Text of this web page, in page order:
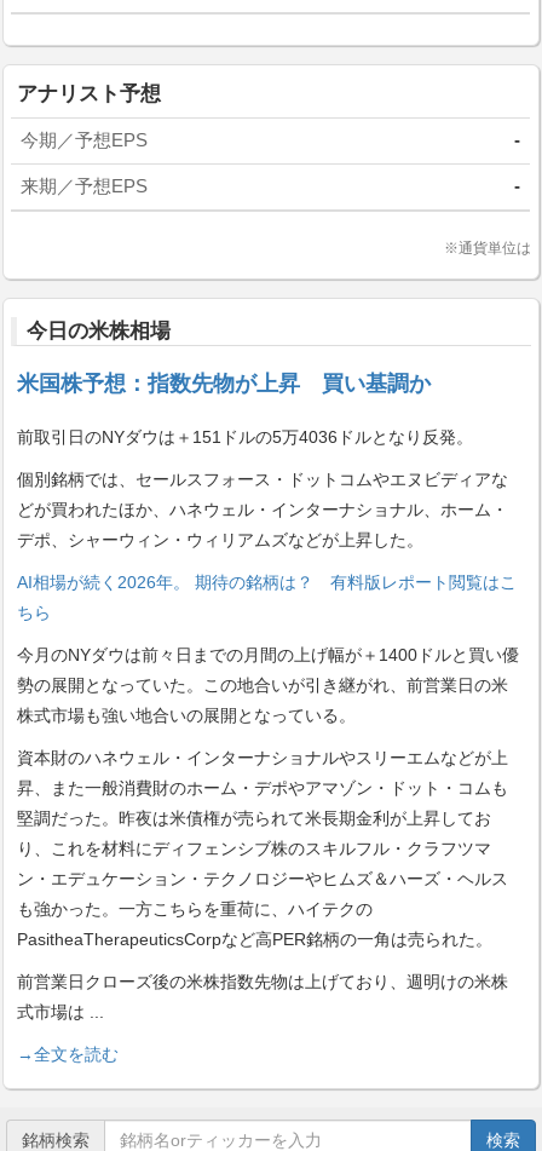
アナリスト予想
今期／予想EPS -
来期／予想EPS -
※通貨単位は
今日の米株相場
米国株予想：指数先物が上昇 買い基調か
前取引日のNYダウは＋151ドルの5万4036ドルとなり反発。
個別銘柄では、セールスフォース・ドットコムやエヌビディアな
どが買われたほか、ハネウェル・インターナショナル、ホーム・
デポ、シャーウィン・ウィリアムズなどが上昇した。
AI相場が続く2026年。 期待の銘柄は？ 有料版レポート閲覧はこ
ちら
今月のNYダウは前々日までの月間の上げ幅が＋1400ドルと買い優
勢の展開となっていた。この地合いが引き継がれ、前営業日の米
株式市場も強い地合いの展開となっている。
資本財のハネウェル・インターナショナルやスリーエムなどが上
昇、また一般消費財のホーム・デポやアマゾン・ドット・コムも
堅調だった。昨夜は米債権が売られて米長期金利が上昇してお
り、これを材料にディフェンシブ株のスキルフル・クラフツマ
ン・エデュケーション・テクノロジーやヒムズ＆ハーズ・ヘルス
も強かった。一方こちらを重荷に、ハイテクの
PasitheaTherapeuticsCorpなど高PER銘柄の一角は売られた。
前営業日クローズ後の米株指数先物は上げており、週明けの米株
式市場は
→全文を読む
銘柄検索 検索